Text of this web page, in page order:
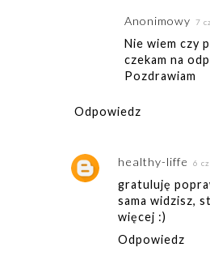
Anonimowy 7
Nie wiem czy
czekam na
Pozdrawiam
Odpowiedz
healthy-liffe 6
gratuluję
sama widzisz,
więcej :)
Odpowiedz